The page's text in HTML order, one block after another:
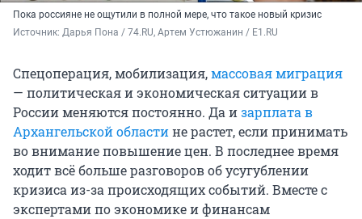
Пока россияне не ощутили в полной мере, что такое новый кризис
Источник: Дарья Пона / 74.RU, Артем Устюжанин / E1.RU
Спецоперация, мобилизация,массовая миграция
— политическая и экономическая ситуации в
России меняются постоянно. Да изарплата в
Архангельской областине растет, если принимать
во внимание повышение цен. В последнее время
ходит всё больше разговоров об усугублении
кризиса из-за происходящих событий. Вместе с
экспертами по экономике и финансам